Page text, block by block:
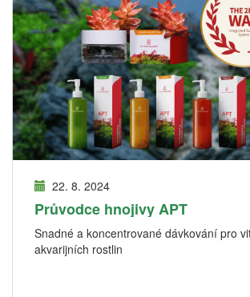
22. 8. 2024
Průvodce hnojivy APT
Snadné a koncentrované dávkování pro
akvarijních rostlin